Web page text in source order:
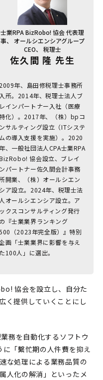
士業RPA BizRobo! 協会 代表理
事、 オールシエンシアグループ
CEO、 税理士
佐久間 隆 先生
2009年、島田修税理士事務所
入所。2014年、税理士法人ブ
レインパートナー入社（医療
化）。2017年、（株）bpコ
ンサルティング設立（ITシステ
ムの導入支援を実施）。2020
年、一般社団法人CPA士業RPA
協会設立、ブレイ
ンパートナー佐久間会計事務
開業、（株）オールシエン
シア設立。2024年、税理士法
人オールシエンシア設立。ア
ックスコンサルティング発行
の『士業業界ランキング
（2023年完全版）』特別
画「士業業界に影響を与え
た100人」に選出。
協会を設立し、自分た
く提供していくことにし
務を自動化するソフトウ
「繫忙期の人件費を抑え
な処理による業務品質の
人化の解消」といったメ